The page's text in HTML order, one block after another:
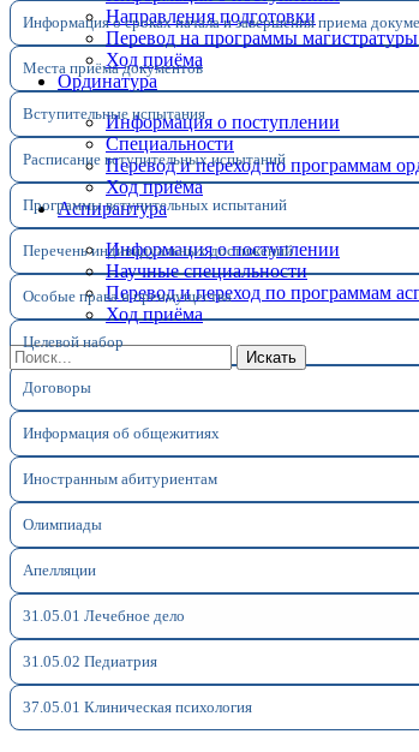
Направления подготовки
Перевод на программы магистратуры
Ход приёма
Ординатура
Информация о поступлении
Специальности
Перевод и переход по программам
Ход приёма
Аспирантура
Информация о поступлении
Научные специальности
Перевод и переход по программам
Ход приёма
Искать
Информация о сроках начала и завершения приема
Места приёма документов
Вступительные испытания
Расписание вступительных испытаний
Программы вступительных испытаний
Перечень индивидуальных достижений
Особые права и преимущества
Целевой набор
Договоры
Информация об общежитиях
Иностранным абитуриентам
Олимпиады
Апелляции
31.05.01 Лечебное дело
31.05.02 Педиатрия
37.05.01 Клиническая психология